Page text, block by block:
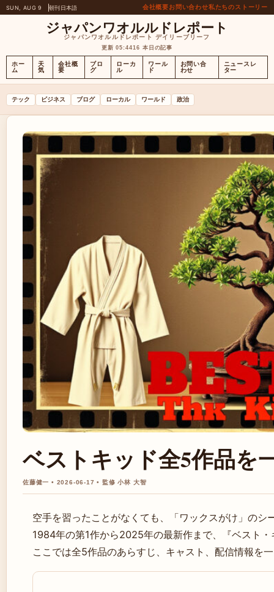
SUN, AUG 9 朝刊日本語 会社概要お問い合わせ私たちのストーリー
ジャパンワオルルドレポート
ジャパンワオルルドレポート デイリーブリーフ
更新 05:4416 本日の記事
ホー
ム
天
気
会社概
要
ブロ
グ
ローカ
ル
ワール
ド
お問い合
わせ
ニュースレ
ター
テック ビジネス ブログ ローカル ワールド 政治
ベストキッド全5作品を
佐藤健一 • 2026-06-17 • 監修 小林 大智
空手を習ったことがなくても、「ワックスがけ」のシ
1984年の第1作から2025年の最新作まで、『ベスト
ここでは全5作品のあらすじ、キャスト、配信情報を